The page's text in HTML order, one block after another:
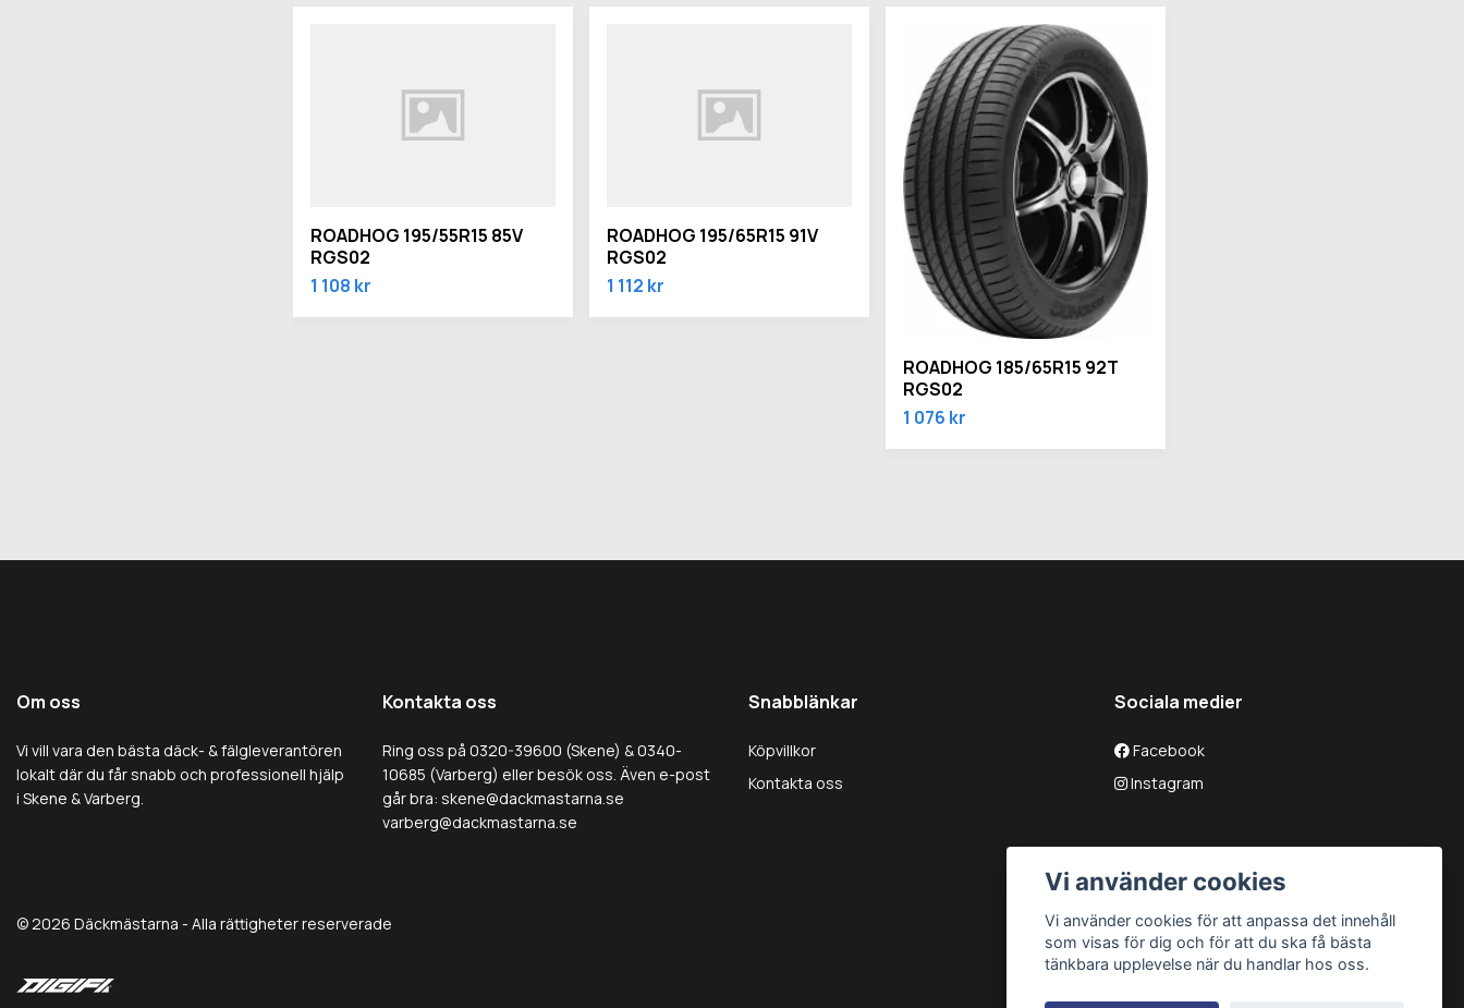
ROADHOG 195/55R15 85V
RGS02
1 108 kr
ROADHOG 195/65R15 91V
RGS02
1 112 kr
ROADHOG 185/65R15 92T
RGS02
1 076 kr
Om oss
Vi vill vara den bästa däck- & fälgleverantören
lokalt där du får snabb och professionell hjälp
i Skene & Varberg.
Kontakta oss
Ring oss på 0320-39600 (Skene) & 0340-
10685 (Varberg) eller besök oss. Även e-post
går bra: skene@dackmastarna.se
varberg@dackmastarna.se
Snabblänkar
Köpvillkor
Kontakta oss
Sociala medier
Facebook
Instagram
© 2026 Däckmästarna - Alla rättigheter reserverade
Vi använder cookies
Vi använder cookies för att anpassa det innehåll
som visas för dig och för att du ska få bästa
tänkbara upplevelse när du handlar hos oss.